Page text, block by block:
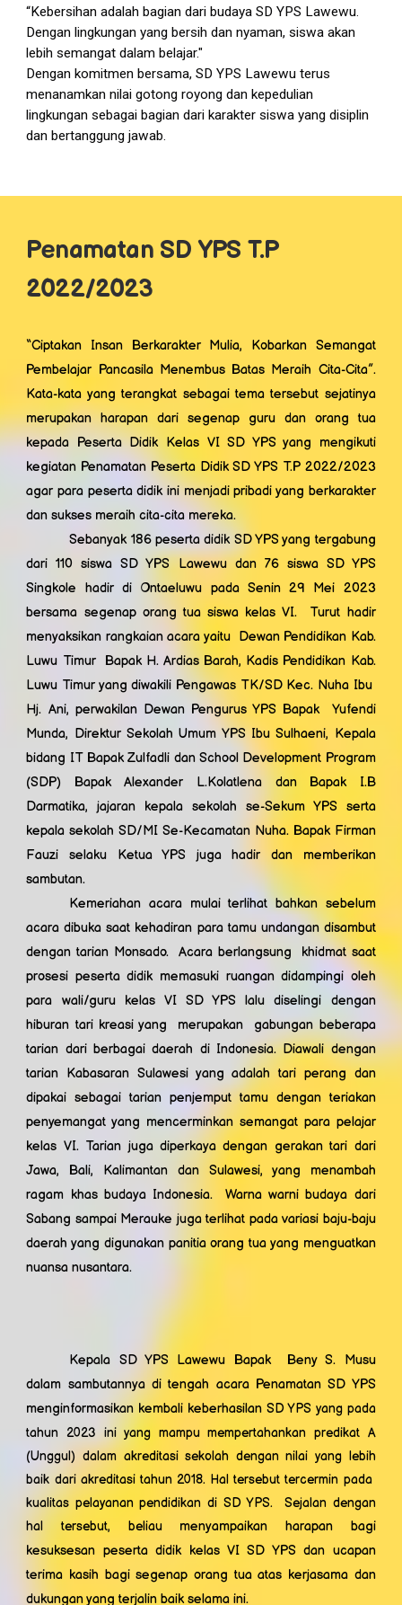
“Kebersihan adalah bagian dari budaya SD YPS Lawewu.
Dengan lingkungan yang bersih dan nyaman, siswa akan
lebih semangat dalam belajar."
Dengan komitmen bersama, SD YPS Lawewu terus
menanamkan nilai gotong royong dan kepedulian
lingkungan sebagai bagian dari karakter siswa yang disiplin
dan bertanggung jawab.
Penamatan SD YPS T.P
2022/2023
“Ciptakan Insan Berkarakter Mulia, Kobarkan Semangat
Pembelajar Pancasila Menembus Batas Meraih Cita-Cita”.
Kata-kata yang terangkat sebagai tema tersebut sejatinya
merupakan harapan dari segenap guru dan orang tua
kepada Peserta Didik Kelas VI SD YPS yang mengikuti
kegiatan Penamatan Peserta Didik SD YPS T.P 2022/2023
agar para peserta didik ini menjadi pribadi yang berkarakter
dan sukses meraih cita-cita mereka.
Sebanyak 186 peserta didik SD YPS yang tergabung
dari 110 siswa SD YPS Lawewu dan 76 siswa SD YPS
Singkole hadir di Ontaeluwu pada Senin 29 Mei 2023
bersama segenap orang tua siswa kelas VI. Turut hadir
menyaksikan rangkaian acara yaitu Dewan Pendidikan Kab.
Luwu Timur Bapak H. Ardias Barah, Kadis Pendidikan Kab.
Luwu Timur yang diwakili Pengawas TK/SD Kec. Nuha Ibu
Hj. Ani, perwakilan Dewan Pengurus YPS Bapak Yufendi
Munda, Direktur Sekolah Umum YPS Ibu Sulhaeni, Kepala
bidang IT Bapak Zulfadli dan School Development Program
(SDP) Bapak Alexander L.Kolatlena dan Bapak I.B
Darmatika, jajaran kepala sekolah se-Sekum YPS serta
kepala sekolah SD/MI Se-Kecamatan Nuha. Bapak Firman
Fauzi selaku Ketua YPS juga hadir dan memberikan
sambutan.
Kemeriahan acara mulai terlihat bahkan sebelum
acara dibuka saat kehadiran para tamu undangan disambut
dengan tarian Monsado. Acara berlangsung khidmat saat
prosesi peserta didik memasuki ruangan didampingi oleh
para wali/guru kelas VI SD YPS lalu diselingi dengan
hiburan tari kreasi yang merupakan gabungan beberapa
tarian dari berbagai daerah di Indonesia. Diawali dengan
tarian Kabasaran Sulawesi yang adalah tari perang dan
dipakai sebagai tarian penjemput tamu dengan teriakan
penyemangat yang mencerminkan semangat para pelajar
kelas VI. Tarian juga diperkaya dengan gerakan tari dari
Jawa, Bali, Kalimantan dan Sulawesi, yang menambah
ragam khas budaya Indonesia. Warna warni budaya dari
Sabang sampai Merauke juga terlihat pada variasi baju-baju
daerah yang digunakan panitia orang tua yang menguatkan
nuansa nusantara.
Kepala SD YPS Lawewu Bapak Beny S. Musu
dalam sambutannya di tengah acara Penamatan SD YPS
menginformasikan kembali keberhasilan SD YPS yang pada
tahun 2023 ini yang mampu mempertahankan predikat A
(Unggul) dalam akreditasi sekolah dengan nilai yang lebih
baik dari akreditasi tahun 2018. Hal tersebut tercermin pada
kualitas pelayanan pendidikan di SD YPS. Sejalan dengan
hal tersebut, beliau menyampaikan harapan bagi
kesuksesan peserta didik kelas VI SD YPS dan ucapan
terima kasih bagi segenap orang tua atas kerjasama dan
dukungan yang terjalin baik selama ini.